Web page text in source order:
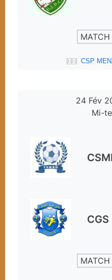
MATCH
CSP
24 Fév
Mi-
CGS
MATCH